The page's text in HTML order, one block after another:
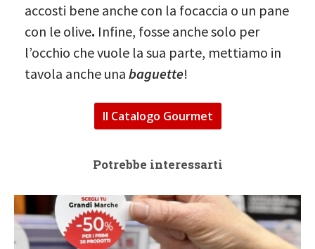
accosti bene anche con la focaccia o un pane
con le olive. Infine, fosse anche solo per
l’occhio che vuole la sua parte, mettiamo in
tavola anche una baguette!
Il Catalogo Gourmet
Potrebbe interessarti